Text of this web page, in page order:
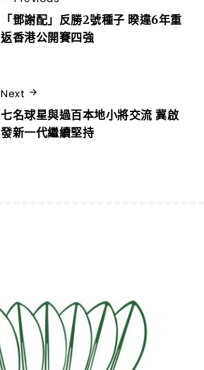
「鄧謝配」反勝2號種子 暌違6年重
返香港公開賽四強
Next
七名球星與過百本地小將交流 冀啟
發新一代繼續堅持